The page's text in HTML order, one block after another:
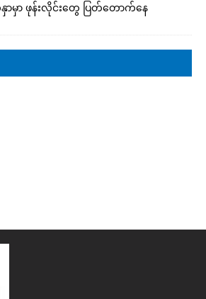
ာမှာ ဖုန်းလိုင်းတွေ ပြတ်တောက်နေ